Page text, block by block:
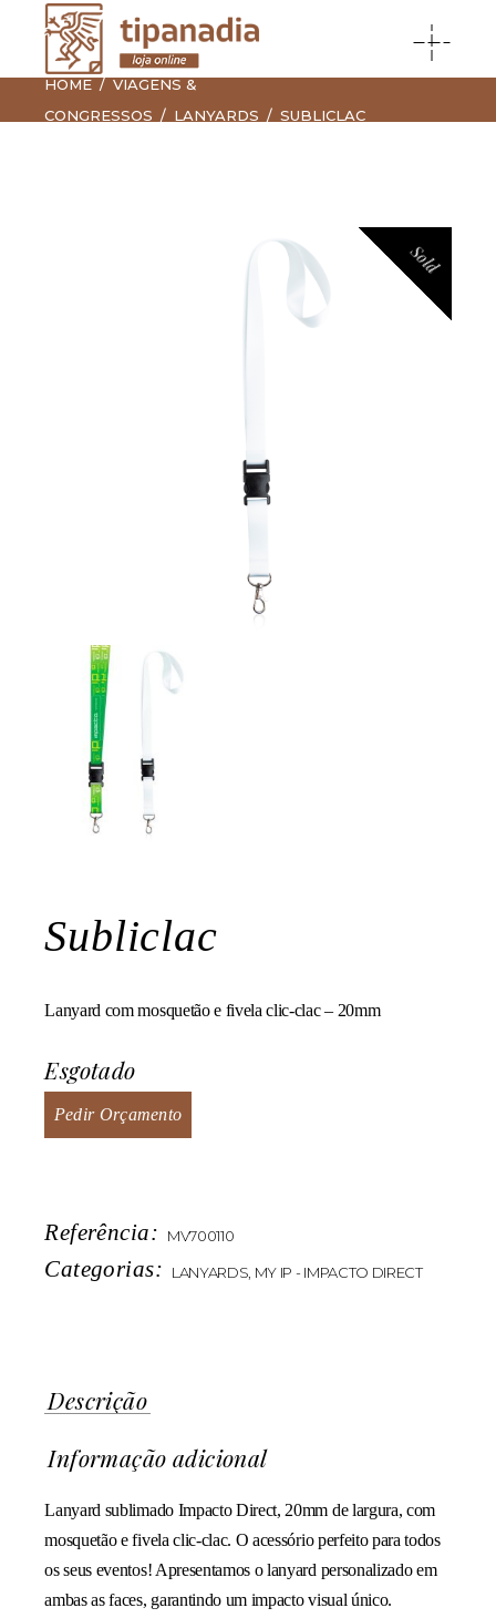
HOME
VIAGENS &
CONGRESSOS
LANYARDS SUBLICLAC
Sold
Subliclac
Lanyard com mosquetão e fivela clic-clac – 20mm
Esgotado
Pedir Orçamento
Referência: MV700110
Categorias: LANYARDS, MY IP - IMPACTO DIRECT
Descrição
Informação adicional
Lanyard sublimado Impacto Direct, 20mm de largura, com
mosquetão e fivela clic-clac. O acessório perfeito para todos
os seus eventos! Apresentamos o lanyard personalizado em
ambas as faces, garantindo um impacto visual único.